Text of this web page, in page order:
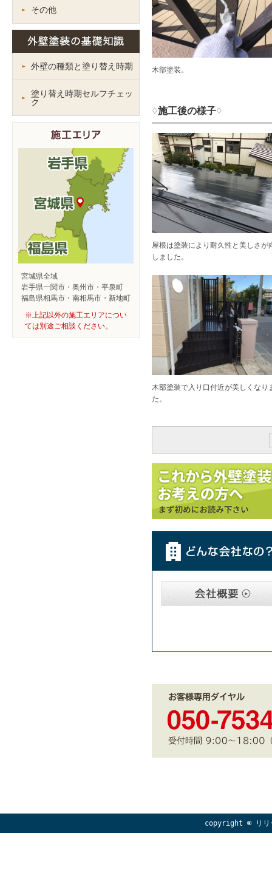
木部塗装。
♢施工後の様子♢
屋根は塗装により耐久性と美しさが
しました。
木部塗装で入り口付近が美しくなり
た。
その他
外壁の種類と塗り替え時期
塗り替え時期セルフチェッ
ク
宮城県全域
岩手県一関市・奥州市・平泉町
福島県相馬市・南相馬市・新地町
※上記以外の施工エリアについ
ては別途ご相談ください。
copyright © リ